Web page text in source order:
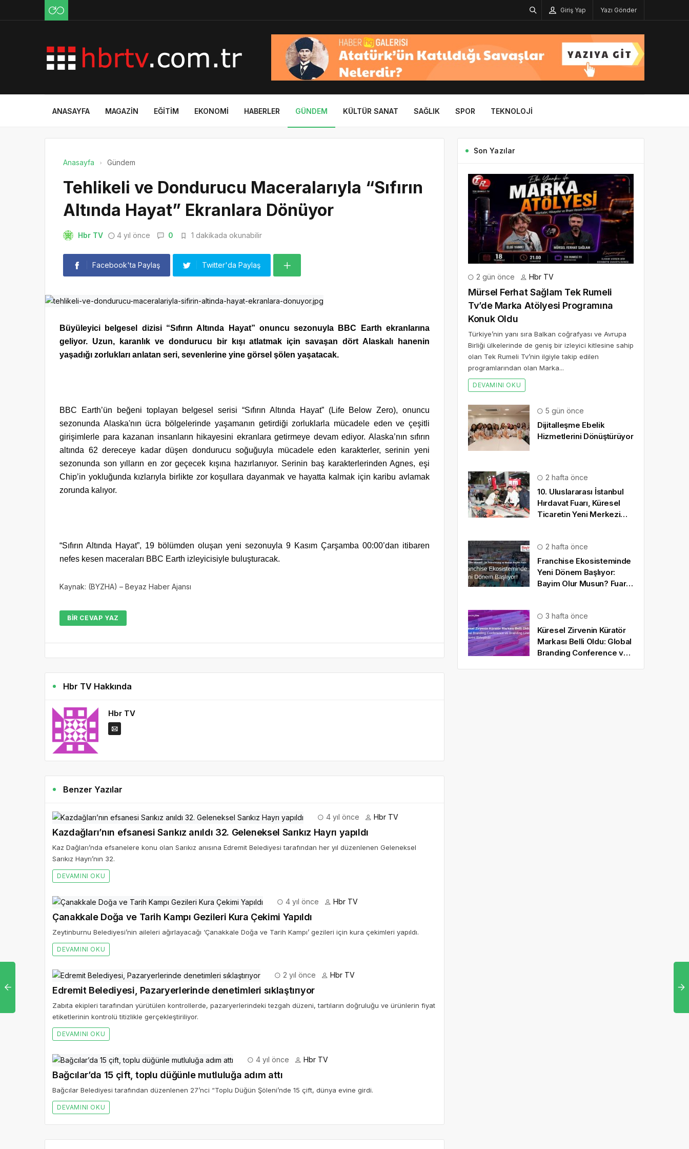
Giriş Yap Yazı Gönder
ANASAYFA MAGAZIN EĞITIM EKONOMI HABERLER GÜNDEM KÜLTÜR SANAT SAĞLIK SPOR TEKNOLOJI
Anasayfa Gündem
Tehlikeli ve Dondurucu Maceralarıyla “Sıfırın
Altında Hayat” Ekranlara Dönüyor
Hbr TV 4 yıl önce 0 1 dakikada okunabilir
Facebook'ta Paylaş Twitter'da Paylaş
Büyüleyici belgesel dizisi “Sıfırın Altında Hayat” onuncu sezonuyla BBC Earth ekranlarına
geliyor. Uzun, karanlık ve dondurucu bir kışı atlatmak için savaşan dört Alaskalı hanenin
yaşadığı zorlukları anlatan seri, sevenlerine yine görsel şölen yaşatacak.
BBC Earth’ün beğeni toplayan belgesel serisi “Sıfırın Altında Hayat” (Life Below Zero), onuncu
sezonunda Alaska'nın ücra bölgelerinde yaşamanın getirdiği zorluklarla mücadele eden ve çeşitli
girişimlerle para kazanan insanların hikayesini ekranlara getirmeye devam ediyor. Alaska’nın sıfırın
altında 62 dereceye kadar düşen dondurucu soğuğuyla mücadele eden karakterler, serinin yeni
sezonunda son yılların en zor geçecek kışına hazırlanıyor. Serinin baş karakterlerinden Agnes, eşi
Chip’in yokluğunda kızlarıyla birlikte zor koşullara dayanmak ve hayatta kalmak için karibu avlamak
zorunda kalıyor.
“Sıfırın Altında Hayat”, 19 bölümden oluşan yeni sezonuyla 9 Kasım Çarşamba 00:00’dan itibaren
nefes kesen maceraları BBC Earth izleyicisiyle buluşturacak.
Kaynak: (BYZHA) – Beyaz Haber Ajansı
BIR CEVAP YAZ
Hbr TV Hakkında
Hbr TV
Benzer Yazılar
4 yıl önce Hbr TV
Kazdağları’nın efsanesi Sarıkız anıldı 32. Geleneksel Sarıkız Hayrı yapıldı
Kaz Dağları’nda efsanelere konu olan Sarıkız anısına Edremit Belediyesi tarafından her yıl düzenlenen Geleneksel
Sarıkız Hayrı’nın 32.
DEVAMINI OKU
4 yıl önce Hbr TV
Çanakkale Doğa ve Tarih Kampı Gezileri Kura Çekimi Yapıldı
Zeytinburnu Belediyesi’nin aileleri ağırlayacağı ‘Çanakkale Doğa ve Tarih Kampı’ gezileri için kura çekimleri yapıldı.
DEVAMINI OKU
2 yıl önce Hbr TV
Edremit Belediyesi, Pazaryerlerinde denetimleri sıklaştırıyor
Zabıta ekipleri tarafından yürütülen kontrollerde, pazaryerlerindeki tezgah düzeni, tartıların doğruluğu ve ürünlerin fiyat
etiketlerinin kontrolü titizlikle gerçekleştiriliyor.
DEVAMINI OKU
4 yıl önce Hbr TV
Bağcılar’da 15 çift, toplu düğünle mutluluğa adım attı
Bağcılar Belediyesi tarafından düzenlenen 27’nci “Toplu Düğün Şöleni’nde 15 çift, dünya evine girdi.
DEVAMINI OKU
Son Yazılar
2 gün önce Hbr TV
Mürsel Ferhat Sağlam Tek Rumeli
Tv’de Marka Atölyesi Programına
Konuk Oldu
Türkiye’nin yanı sıra Balkan coğrafyası ve Avrupa
Birliği ülkelerinde de geniş bir izleyici kitlesine sahip
olan Tek Rumeli Tv’nin ilgiyle takip edilen
programlarından olan Marka...
DEVAMINI OKU
5 gün önce
Dijitalleşme Ebelik
Hizmetlerini Dönüştürüyor
2 hafta önce
10. Uluslararası İstanbul
Hırdavat Fuarı, Küresel
Ticaretin Yeni Merkezi
2 hafta önce
Franchise Ekosisteminde
Yeni Dönem Başlıyor:
Bayim Olur Musun? Fuarı
3 hafta önce
Küresel Zirvenin Küratör
Markası Belli Oldu: Global
Branding Conference ve